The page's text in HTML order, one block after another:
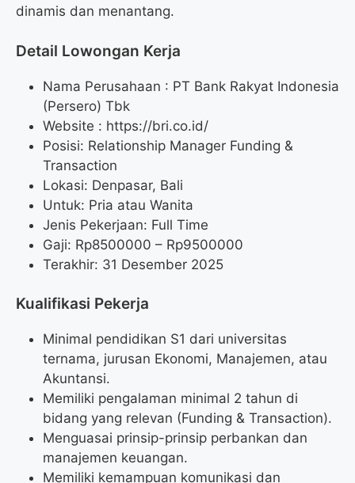
dinamis dan menantang.
Detail Lowongan Kerja
Nama Perusahaan : PT Bank Rakyat Indonesia
(Persero) Tbk
Website : https://bri.co.id/
Posisi: Relationship Manager Funding &
Transaction
Lokasi: Denpasar, Bali
Untuk: Pria atau Wanita
Jenis Pekerjaan: Full Time
Gaji: Rp8500000 – Rp9500000
Terakhir: 31 Desember 2025
Kualifikasi Pekerja
Minimal pendidikan S1 dari universitas
ternama, jurusan Ekonomi, Manajemen, atau
Akuntansi.
Memiliki pengalaman minimal 2 tahun di
bidang yang relevan (Funding & Transaction).
Menguasai prinsip-prinsip perbankan dan
manajemen keuangan.
Memiliki kemampuan komunikasi dan